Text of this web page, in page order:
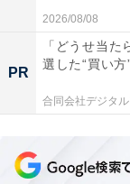
2026/08/08
PR
「どうせ当
選した“買い方
合同会社デジタ